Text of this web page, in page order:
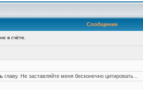
Сообщение
в счёте.
главу. Не заставляйте меня бесконечно цитировать...